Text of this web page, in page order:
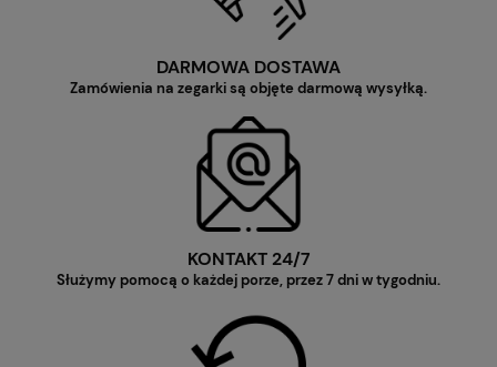
DARMOWA DOSTAWA
Zamówienia na zegarki są objęte darmową wysyłką.
KONTAKT 24/7
Służymy pomocą o każdej porze, przez 7 dni w tygodniu.